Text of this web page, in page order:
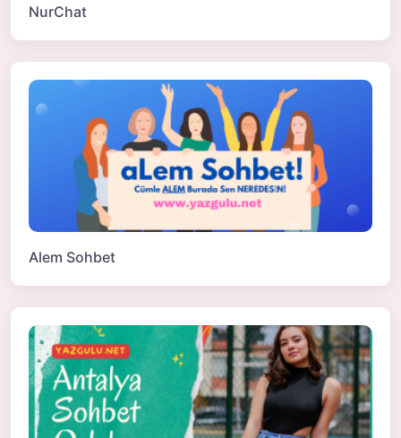
NurChat
Alem Sohbet